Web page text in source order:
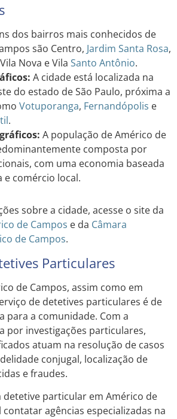
dos bairros mais conhecidos de
são Centro, Jardim Santa Rosa,
Nova e Vila Santo Antônio.
A cidade está localizada na
do estado de São Paulo, próxima a
Votuporanga, Fernandópolis e
.
A população de Américo de
composta por
com uma economia baseada
e comércio local.
sobre a cidade, acesse o site da
de Campos e da Câmara
de Campos.
Particulares
de Campos, assim como em
de detetives particulares é de
para a comunidade. Com a
por investigações particulares,
atuam na resolução de casos
conjugal, localização de
e fraudes.
particular em Américo de
contatar agências especializadas na